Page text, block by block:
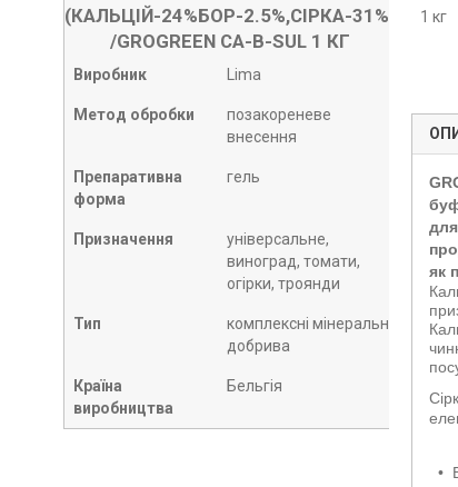
(КАЛЬЦІЙ-24%БОР-2.5%,СІРКА-31%)
/GROGREEN CA-B-SUL 1 КГ
Виробник Lima
Метод обробки
позакореневе
внесення
Препаративна
форма
гель
Призначення
універсальне,
виноград, томати,
огірки, троянди
Тип
комплексні мінеральні
добрива
Країна
виробництва
Бельгія
1 кг
як
•